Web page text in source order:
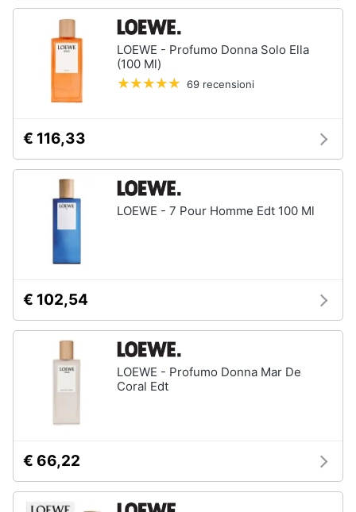
LOEWE - Profumo Donna Solo Ella
(100 Ml)
69 recensioni
€ 116,33
LOEWE - 7 Pour Homme Edt 100 Ml
€ 102,54
LOEWE - Profumo Donna Mar De
Coral Edt
€ 66,22